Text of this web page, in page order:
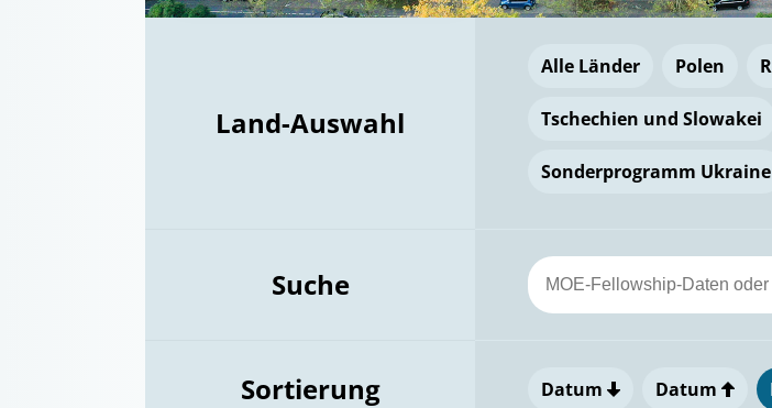
Land-Auswahl
Alle Länder Polen
Tschechien und Slowakei
Sonderprogramm Ukraine
Suche
Sortierung Datum Datum